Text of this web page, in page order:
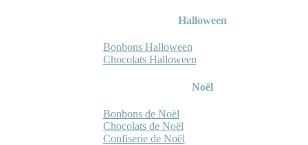
Halloween
Bonbons Halloween
Chocolats Halloween
Noël
Bonbons de Noël
Chocolats de Noël
Confiserie de Noël